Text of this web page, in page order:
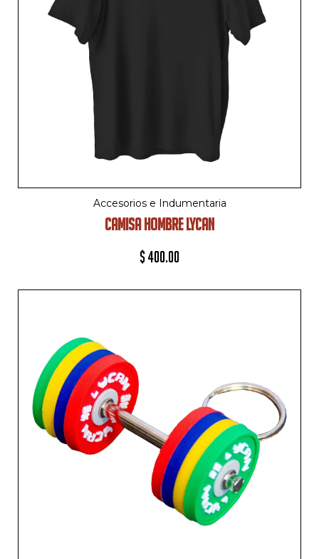
Accesorios e Indumentaria
CAMISA HOMBRE LYCAN
$400.00